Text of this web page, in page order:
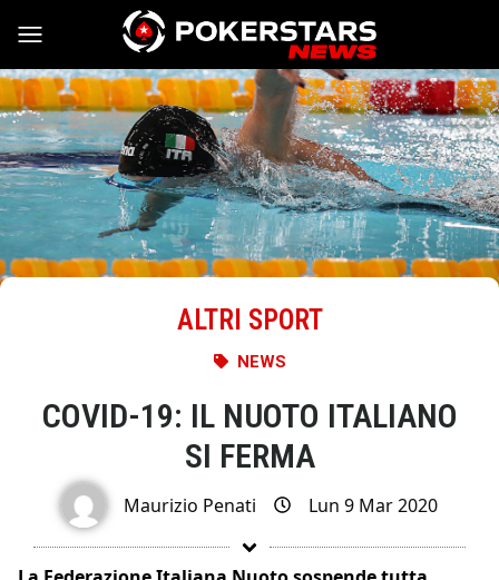
Vai al contenuto
ALTRI SPORT
NEWS
COVID-19: IL NUOTO ITALIANO
SI FERMA
Maurizio Penati Lun 9 Mar 2020